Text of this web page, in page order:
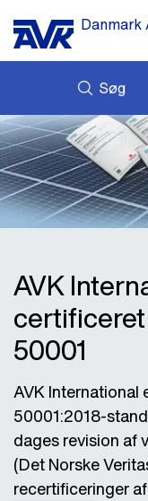
Danmark
Søg
NYHEDER
DOWNLOADS
CASES
OM OS
AVK
50001
AVK International
50001:2018-
dages revision af
(Det Norske
recertificeringer